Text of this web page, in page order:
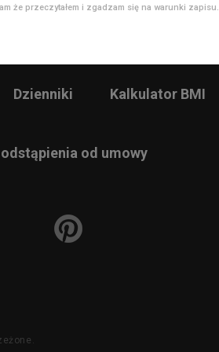
że przeczytałem i zgadzam się na warunki zapisu.
Dzienniki Kalkulator BMI
od umowy